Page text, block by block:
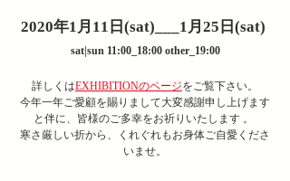
2020年1月11日(sat)___1月25日(sat)
sat|sun 11:00_18:00 other_19:00
詳しくはEXHIBITIONのページをご覧下さい。
今年一年ご愛顧を賜りまして大変感謝申し上げます
と伴に、皆様のご多幸をお祈りいたします 。
寒さ厳しい折から、くれぐれもお身体ご自愛くださ
いませ。